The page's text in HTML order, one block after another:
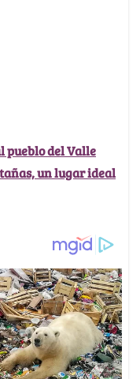
pueblo del Valle
un lugar ideal